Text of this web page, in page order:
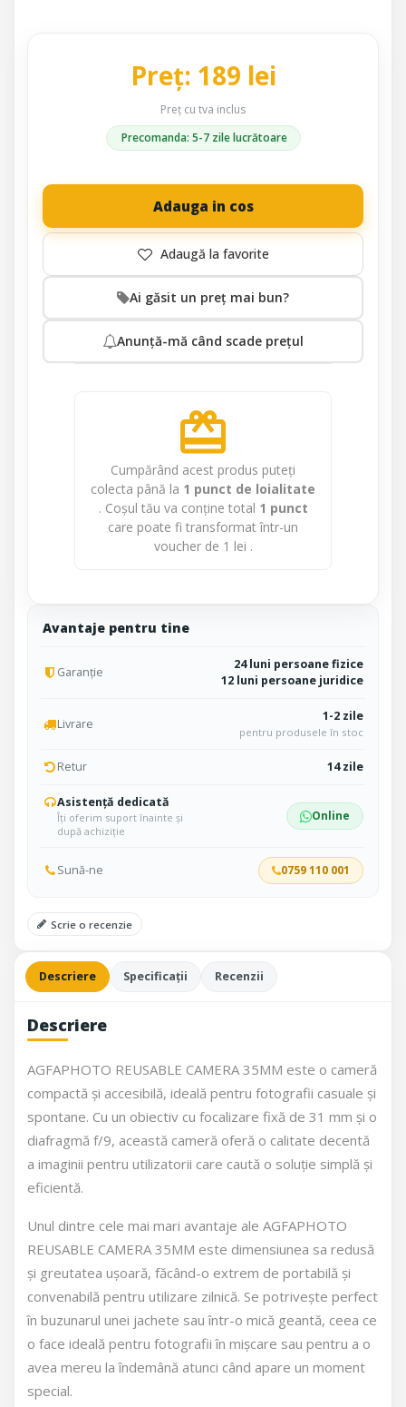
Avantaje pentru tine
Garanție
24 luni persoane fizice
12 luni persoane juridice
Livrare 1-2 zile
pentru produsele în stoc
Retur 14 zile
Asistență dedicată
Îți oferim suport înainte și
după achiziție
Online
Sună-ne 0759 110 001
Scrie o recenzie
Preț: 189 lei
Preț cu tva inclus
Precomanda: 5-7 zile lucrătoare
Adauga in cos
Ai găsit un preț mai bun?
Anunță-mă când scade prețul
redeem
Cumpărând acest produs puteți
colecta până la 1 punct de loialitate
. Coșul tău va conține total 1 punct
care poate fi transformat într-un
voucher de 1 lei .
Descriere Specificații Recenzii
Descriere
AGFAPHOTO REUSABLE CAMERA 35MM este o cameră
compactă și accesibilă, ideală pentru fotografii casuale și
spontane. Cu un obiectiv cu focalizare fixă de 31 mm și o
diafragmă f/9, această cameră oferă o calitate decentă
a imaginii pentru utilizatorii care caută o soluție simplă și
eficientă.
Unul dintre cele mai mari avantaje ale AGFAPHOTO
REUSABLE CAMERA 35MM este dimensiunea sa redusă
și greutatea ușoară, făcând-o extrem de portabilă și
convenabilă pentru utilizare zilnică. Se potrivește perfect
în buzunarul unei jachete sau într-o mică geantă, ceea ce
o face ideală pentru fotografii în mișcare sau pentru a o
avea mereu la îndemână atunci când apare un moment
special.